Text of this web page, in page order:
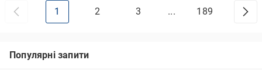
1 2 3 ... 189
Популярні запити